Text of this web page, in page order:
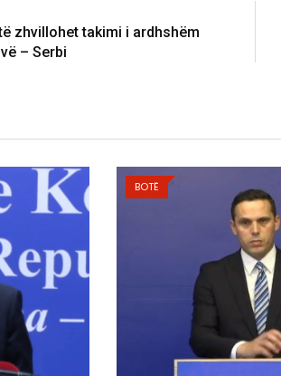
zhvillohet takimi i ardhshëm
– Serbi
BOTË